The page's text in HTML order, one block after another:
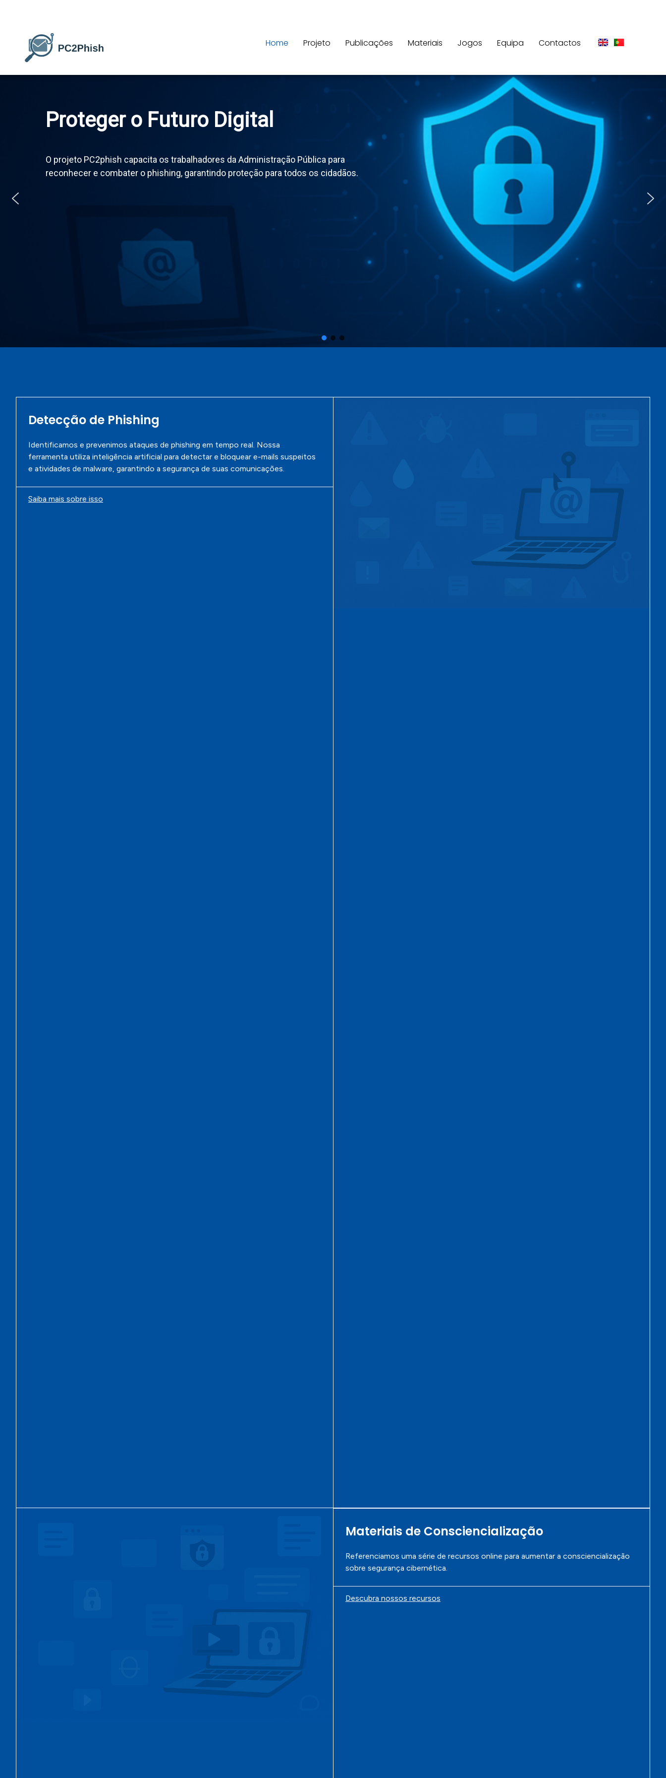
Home Projeto Publicações Materiais Jogos Equipa Contactos
Proteger o Futuro Digital
O projeto PC2phish capacita os trabalhadores da Administração Pública para
reconhecer e combater o phishing, garantindo proteção para todos os cidadãos.
Detecção de Phishing
Identificamos e prevenimos ataques de phishing em tempo real. Nossa
ferramenta utiliza inteligência artificial para detectar e bloquear e-mails suspeitos
e atividades de malware, garantindo a segurança de suas comunicações.
Saiba mais sobre isso
Materiais de Consciencialização
Referenciamos uma série de recursos online para aumentar a consciencialização
sobre segurança cibernética.
Descubra nossos recursos